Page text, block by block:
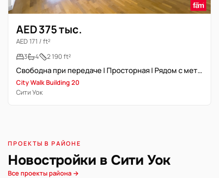
AED 375 тыс.
AED 171 / ft²
3
4 2 190 ft²
Свободна при передаче | Просторная | Рядом с метро
City Walk Building 20
Сити Уок
ПРОЕКТЫ В РАЙОНЕ
Новостройки в Сити Уок
Все проекты района →